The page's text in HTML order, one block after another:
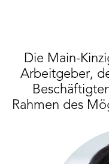
Die Main-
Arbeitgeber,
Rahmen des